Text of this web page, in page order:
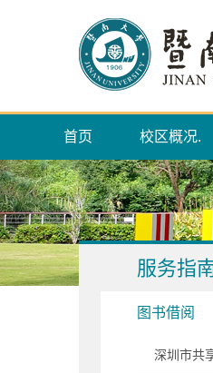
首页 校区概况.
服务指
图书借阅
深圳市共